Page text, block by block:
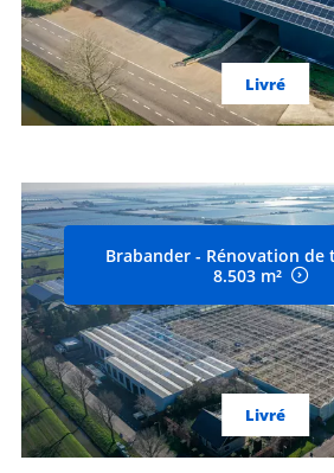
Livré
Brabander - Rénovation de
8.503 m²
Livré